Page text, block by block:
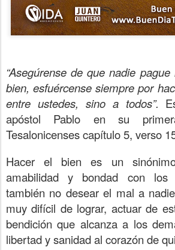
“Asegúrense de que nadie
bien, esfuércense siempre por
entre ustedes, sino a todos”.
apóstol Pablo en su
Tesalonicenses capítulo 5, verso
Hacer el bien es un
amabilidad y bondad con los
también no desear el mal a
muy difícil de lograr, actuar de
bendición que alcanza a los
libertad y sanidad al corazón de